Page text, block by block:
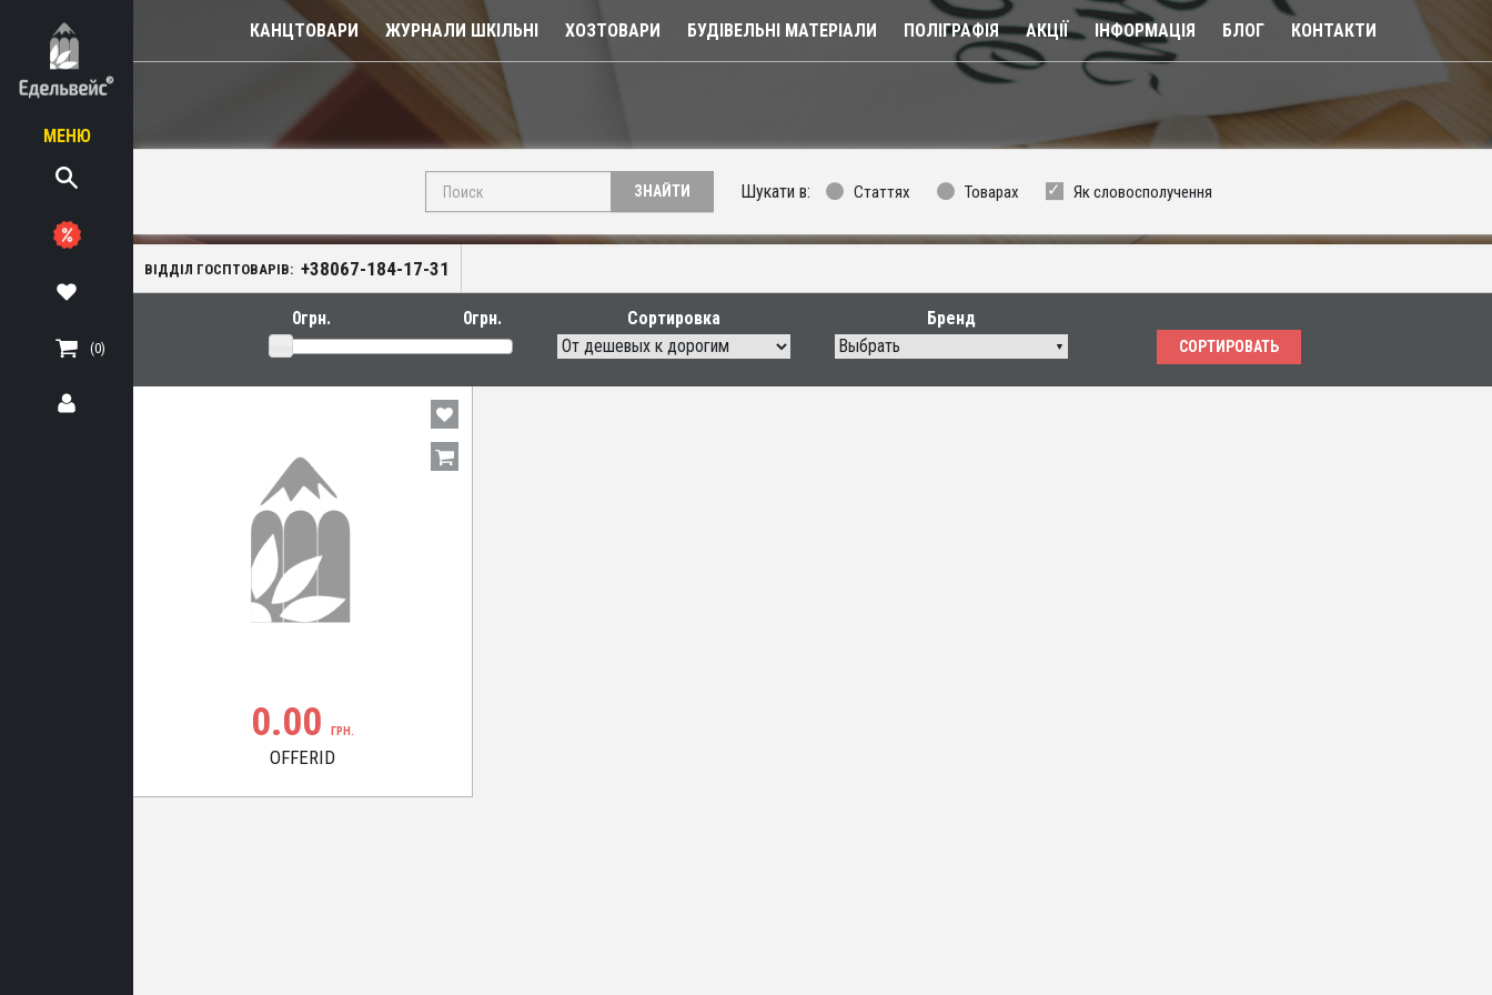
МЕНЮ
(0)
ЗНАЙТИ Шукати в: Статтях Товарах Як словосполучення
КАНЦТОВАРИ ЖУРНАЛИ ШКІЛЬНІ ХОЗТОВАРИ БУДІВЕЛЬНІ МАТЕРІАЛИ ПОЛІГРАФІЯ АКЦІЇ ІНФОРМАЦІЯ БЛОГ КОНТАКТИ
ВІДДІЛ ГОСПТОВАРІВ: +38067-184-17-31
Сортировка
Бренд
Выбрать
СОРТИРОВАТЬ
0.00 ГРН.
OFFERID